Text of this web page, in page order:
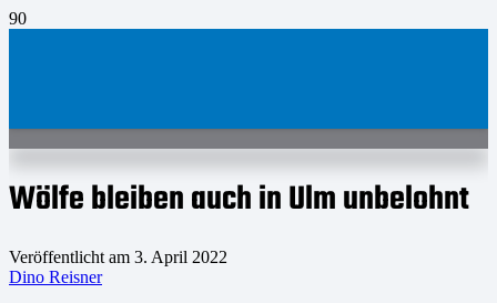
Wölfe bleiben auch in Ulm unbelohnt
Veröffentlicht am 3. April 2022
Dino Reisner